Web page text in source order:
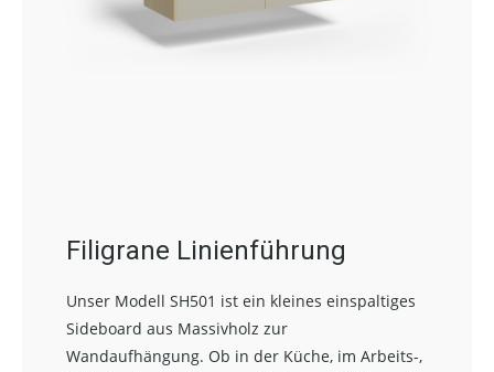
Filigrane Linienführung
Unser Modell SH501 ist ein kleines einspaltiges
Sideboard aus Massivholz zur
Wandaufhängung. Ob in der Küche, im Arbeits-,